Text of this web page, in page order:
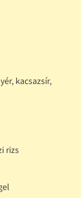
kacsazsír,
rizs